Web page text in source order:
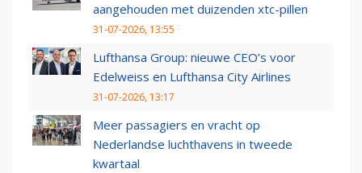
aangehouden met duizenden xtc-pillen
31-07-2026, 13:55
Lufthansa Group: nieuwe CEO’s voor
Edelweiss en Lufthansa City Airlines
31-07-2026, 13:17
Meer passagiers en vracht op
Nederlandse luchthavens in tweede
kwartaal